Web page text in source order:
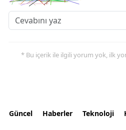
* Bu içerik ile ilgili yorum yok, ilk
Güncel Haberler Teknoloji